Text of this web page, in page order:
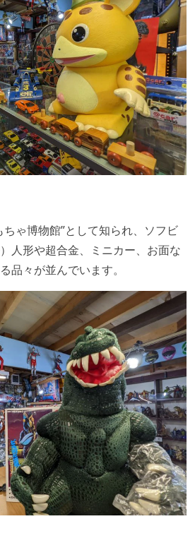
ちゃ博物館”として知られ、ソフビ
人形や超合金、ミニカー、お面な
品々が並んでいます。